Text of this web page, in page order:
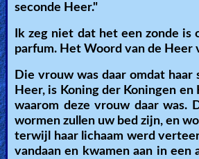
seconde Heer."
Ik zeg niet dat het een zonde
parfum. Het Woord van de Heer
Die vrouw was daar omdat haar
Heer, is Koning der Koningen
waarom deze vrouw daar was.
wormen zullen uw bed zijn, en
terwijl haar lichaam werd
vandaan en kwamen aan in